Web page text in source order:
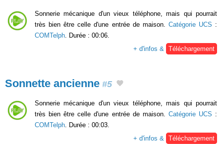
Sonnerie mécanique d'un vieux téléphone, mais qui pourrait
très bien être celle d'une entrée de maison. Catégorie UCS :
COMTelph . Durée : 00:06.
+ d'infos &
Téléchargement
Sonnette ancienne #5
Sonnerie mécanique d'un vieux téléphone, mais qui pourrait
très bien être celle d'une entrée de maison. Catégorie UCS :
COMTelph. Durée : 00:03.
+ d'infos & Téléchargement